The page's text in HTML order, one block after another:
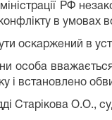
РФ
в умовах
оскаржений в
особа
і встановлено
Старікова О.О.,